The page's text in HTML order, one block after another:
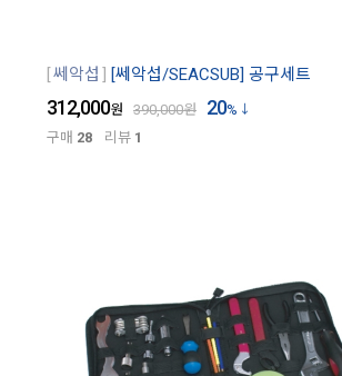
쎄악섭 [쎄악섭/SEACSUB] 공구세트
312,000원 390,000원 20%
구매 28 리뷰 1